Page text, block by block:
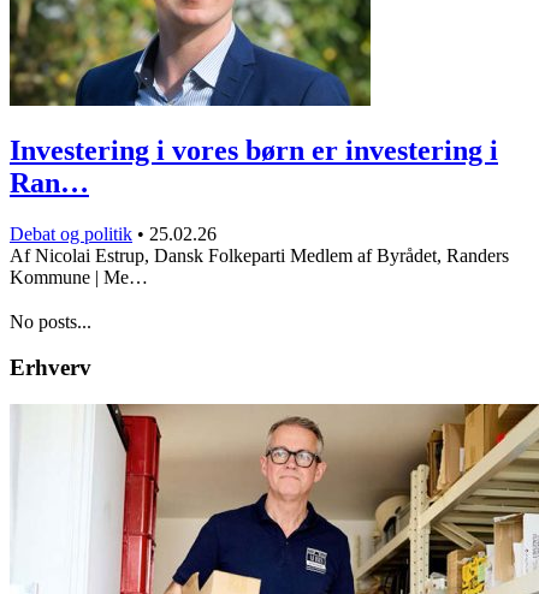
Investering i vores børn er investering i
Ran…
Debat og politik • 25.02.26
Af Nicolai Estrup, Dansk Folkeparti Medlem af Byrådet, Randers
Kommune | Me…
No posts...
Erhverv